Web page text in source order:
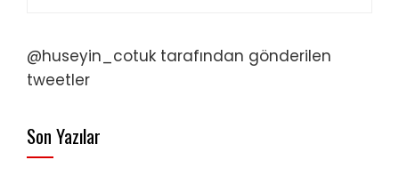
@huseyin_cotuk tarafından gönderilen
tweetler
Son Yazılar